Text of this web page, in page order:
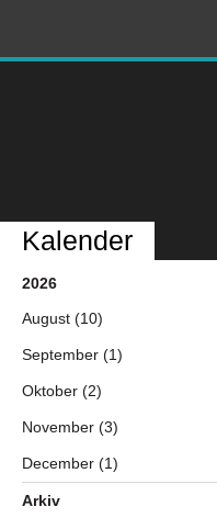
Kalender
2026
August (10)
September (1)
Oktober (2)
November (3)
December (1)
Arkiv